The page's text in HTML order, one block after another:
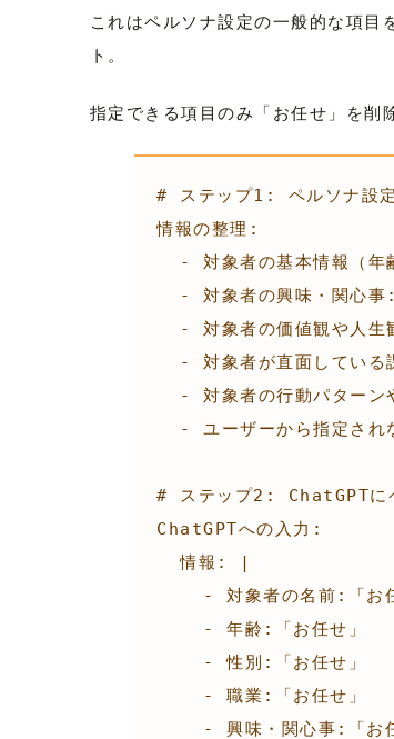
これはペルソナ設定の一般的な項
ト。
指定できる項目のみ「お任せ」を削
# ステップ1: ペルソナ設定
情報の整理:
# ステップ2: ChatGPTに
ChatGPTへの入力:
  情報: |